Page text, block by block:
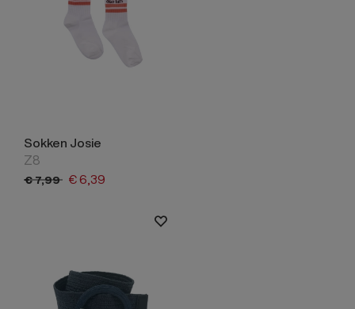
Sokken Josie
Z8
€7,99 €6,39